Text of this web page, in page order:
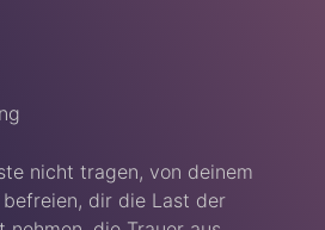
nicht tragen, von deinem
dir die Last der